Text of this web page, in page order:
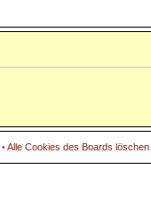
•Alle Cookies des Boards löschen